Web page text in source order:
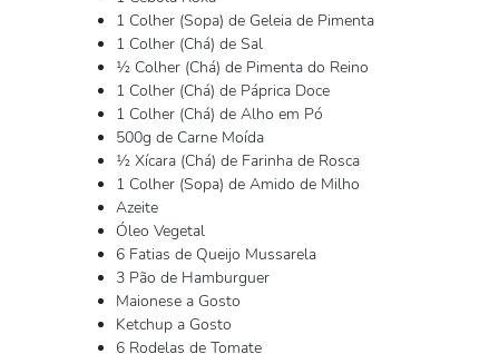
1 Colher (Sopa) de Geleia de Pimenta
1 Colher (Chá) de Sal
½ Colher (Chá) de Pimenta do Reino
1 Colher (Chá) de Páprica Doce
1 Colher (Chá) de Alho em Pó
500g de Carne Moída
½ Xícara (Chá) de Farinha de Rosca
1 Colher (Sopa) de Amido de Milho
Azeite
Óleo Vegetal
6 Fatias de Queijo Mussarela
3 Pão de Hamburguer
Maionese a Gosto
Ketchup a Gosto
6 Rodelas de Tomate